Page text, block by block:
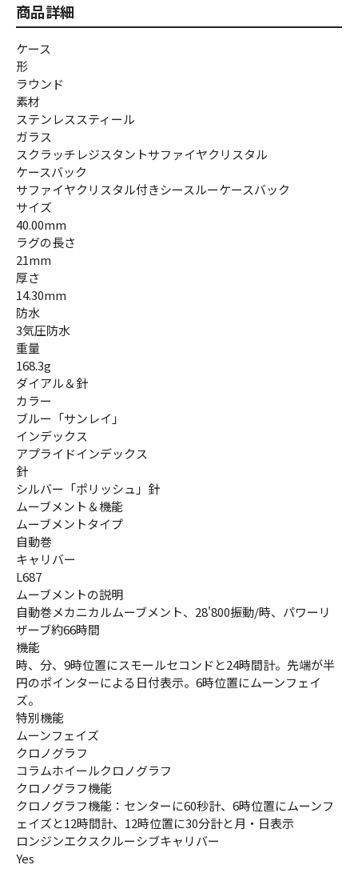
商品詳細
ケース
形
ラウンド
素材
ステンレススティール
ガラス
スクラッチレジスタントサファイヤクリスタル
ケースバック
サファイヤクリスタル付きシースルーケースバック
サイズ
40.00mm
ラグの長さ
21mm
厚さ
14.30mm
防水
3気圧防水
重量
168.3g
ダイアル＆針
カラー
ブルー「サンレイ」
インデックス
アプライドインデックス
針
シルバー「ポリッシュ」針
ムーブメント＆機能
ムーブメントタイプ
自動巻
キャリバー
L687
ムーブメントの説明
自動巻メカニカルムーブメント、28'800振動/時、パワーリ
ザーブ約66時間
機能
時、分、9時位置にスモールセコンドと24時間計。先端が半
円のポインターによる日付表示。6時位置にムーンフェイ
ズ。
特別機能
ムーンフェイズ
クロノグラフ
コラムホイールクロノグラフ
クロノグラフ機能
クロノグラフ機能：センターに60秒計、6時位置にムーンフ
ェイズと12時間計、12時位置に30分計と月・日表示
ロンジンエクスクルーシブキャリバー
Yes